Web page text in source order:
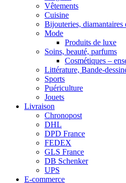
Vêtements
Cuisine
Bijouteries, diamantaires
Mode
Produits de luxe
Soins, beauté, parfums
Cosmétiques –
Littérature, Bande-
Sports
Puériculture
Jouets
Livraison
Chronopost
DHL
DPD France
FEDEX
GLS France
DB Schenker
UPS
E-commerce